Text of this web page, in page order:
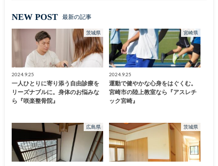
NEW POST 最新の記事
茨城県
2024.9.25
一人ひとりに寄り添う自由診療を
リーズナブルに。身体のお悩みな
ら『咲楽整骨院』
宮崎県
2024.9.25
運動で健やかな心身をはぐくむ。
宮崎市の陸上教室なら『アスレチ
ック宮崎』
広島県 茨城県